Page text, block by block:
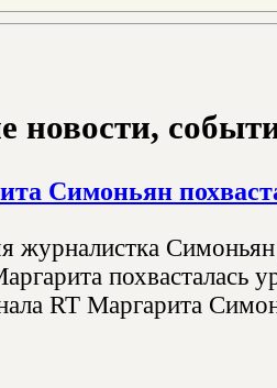
новости,
Симоньян
журналистка
похвасталась
RT Маргарита